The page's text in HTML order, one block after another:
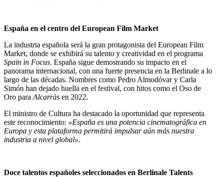
España en el centro del European Film Market
La industria española será la gran protagonista del European Film
Market, donde se exhibirá su talento y creatividad en el programa
Spain in Focus. España sigue demostrando su impacto en el
panorama internacional, con una fuerte presencia en la Berlinale a lo
largo de las décadas. Nombres como Pedro Almodóvar y Carla
Simón han dejado huella en el festival, con hitos como el Oso de
Oro para Alcarràs en 2022.
El ministro de Cultura ha destacado la oportunidad que representa
este reconocimiento: «España es una potencia cinematográfica en
Europa y esta plataforma permitirá impulsar aún más nuestra
industria a nivel global».
Doce talentos españoles seleccionados en Berlinale Talents